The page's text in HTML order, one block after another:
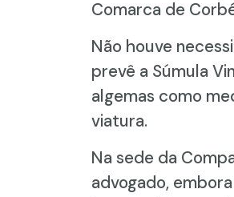
Comarca de
Não houve
prevê a Súmula
algemas como
viatura.
Na sede da
advogado,